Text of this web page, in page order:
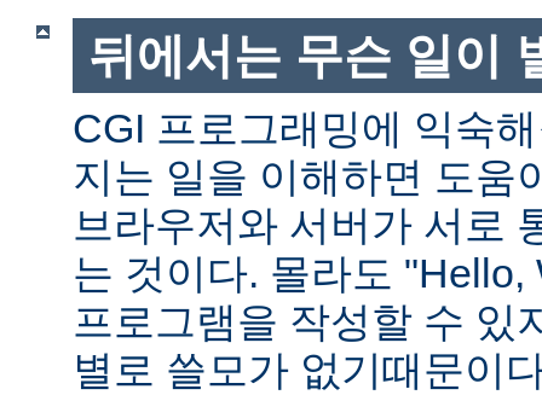
뒤에서는 무슨 일이
CGI 프로그래밍에 익숙
지는 일을 이해하면 도움
브라우저와 서버가 서로
는 것이다. 몰라도
프로그램을 작성할 수 있
별로 쓸모가 없기때문이